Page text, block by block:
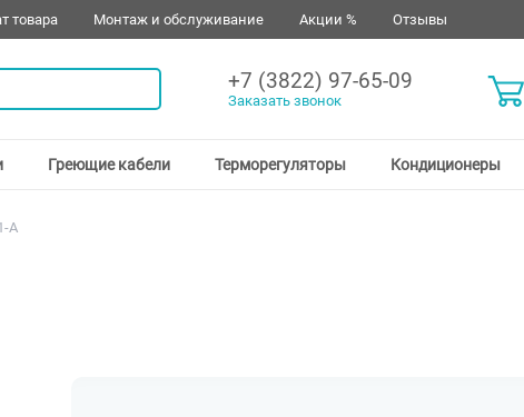
товара Монтаж и обслуживание Акции % Отзывы
+7 (3822) 97-65-09
Заказать звонок
Греющие кабели Терморегуляторы Кондиционеры
A